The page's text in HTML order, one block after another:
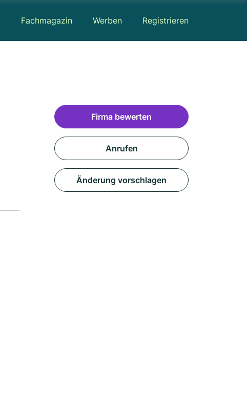
Fachmagazin Werben Registrieren
Firma bewerten
Anrufen
Änderung vorschlagen